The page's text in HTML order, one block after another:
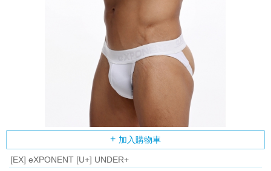
加入購物車
[EX] eXPONENT [U+] UNDER+